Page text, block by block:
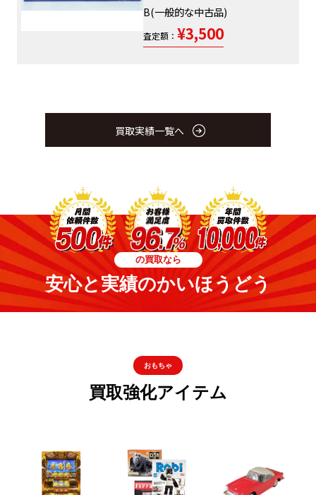
B(一般的な中古品)
査定額： ¥3,500
買取実績一覧へ
の買取なら
安心と実績のかいほうどう
おもちゃ
買取強化アイテム